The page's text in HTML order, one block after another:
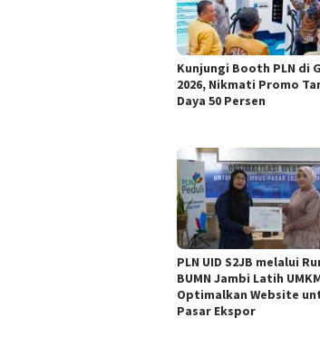
Kunjungi Booth PLN di
2026, Nikmati Promo
Daya 50 Persen
PLN UID S2JB melalui
BUMN Jambi Latih
Optimalkan Website
Pasar Ekspor